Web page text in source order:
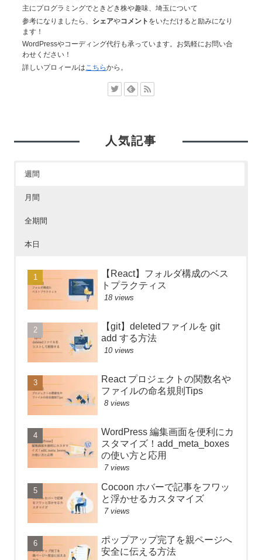
主にプログラミングでときどき株や趣味、埼玉について
参考になりましたら、 シェアやコメント をいただけると励みになり
ます！
WordPressやコーディング代行も承っています。お気軽にお問い合
わせください！
詳しいプロィールは こちらから。
人気記事
週間
月間
全期間
本日
【React】フォルダ構成のベス
トプラクティス
18 views
【git】deletedファイルを git
add する方法
10 views
React プロジェクトの関数名や
ファイルの命名規則Tips
8 views
WordPress 編集画面を便利にカ
スタマイズ！add_meta_boxes
の使い方と応用
7 views
Cocoon ホバーで記事をフワッ
と浮かせるカスタマイズ
7 views
ポップアップ完了を親ページへ
安全に伝える方法